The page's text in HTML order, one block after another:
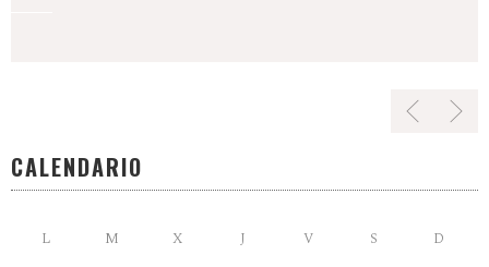
CALENDARIO
L M X J V S D